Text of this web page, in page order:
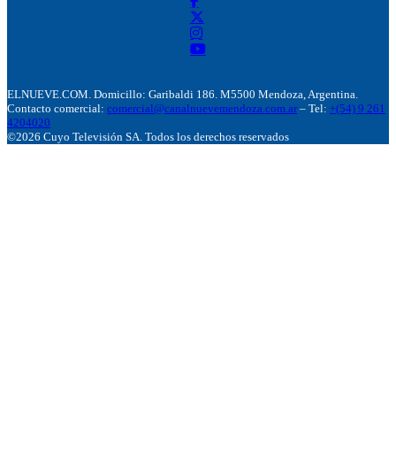
ELNUEVE.COM. Domicillo: Garibaldi 186. M5500 Mendoza, Argentina.
Contacto comercial: comercial@canalnuevemendoza.com.ar – Tel: +(54) 9 261
4204020
©2026 Cuyo Televisión SA. Todos los derechos reservados